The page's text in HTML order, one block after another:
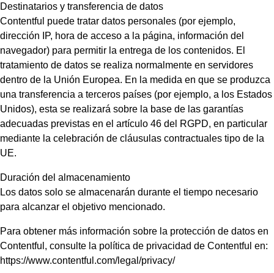
Destinatarios y transferencia de datos
Contentful puede tratar datos personales (por ejemplo,
dirección IP, hora de acceso a la página, información del
navegador) para permitir la entrega de los contenidos. El
tratamiento de datos se realiza normalmente en servidores
dentro de la Unión Europea. En la medida en que se produzca
una transferencia a terceros países (por ejemplo, a los Estados
Unidos), esta se realizará sobre la base de las garantías
adecuadas previstas en el artículo 46 del RGPD, en particular
mediante la celebración de cláusulas contractuales tipo de la
UE.
Duración del almacenamiento
Los datos solo se almacenarán durante el tiempo necesario
para alcanzar el objetivo mencionado.
Para obtener más información sobre la protección de datos en
Contentful, consulte la política de privacidad de Contentful en:
https://www.contentful.com/legal/privacy/